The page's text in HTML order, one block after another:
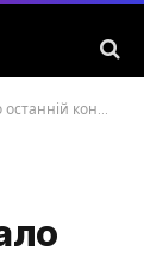
та подало заяву до ДБР